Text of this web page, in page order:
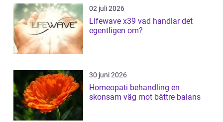
02 juli 2026
Lifewave x39 vad handlar det
egentligen om?
30 juni 2026
Homeopati behandling en
skonsam väg mot bättre balans